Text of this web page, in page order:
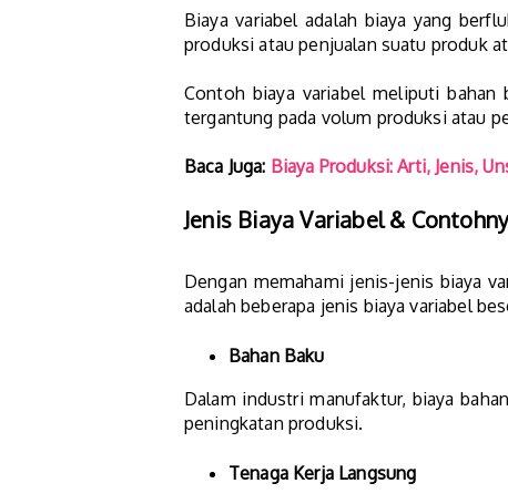
Biaya variabel adalah biaya yang
produksi atau penjualan suatu produk
Contoh biaya variabel meliputi bahan
tergantung pada volum produksi atau
Baca Juga: Biaya Produksi: Arti, Jenis,
Jenis Biaya Variabel &
Dengan memahami jenis-jenis biaya
adalah beberapa jenis biaya variabel
Bahan Baku
Dalam industri manufaktur, biaya
peningkatan produksi.
Tenaga Kerja Langsung